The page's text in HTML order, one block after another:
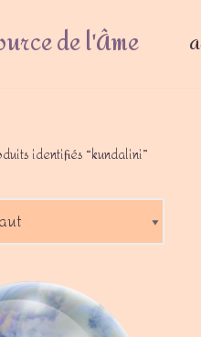
de l'Âme
identifiés “kundalini”